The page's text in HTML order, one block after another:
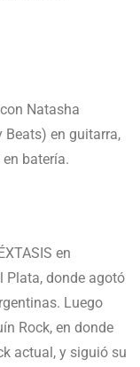
Natasha
Beats) en guitarra,
batería.
en
Plata, donde agotó
Luego
Rock, en donde
actual, y siguió su